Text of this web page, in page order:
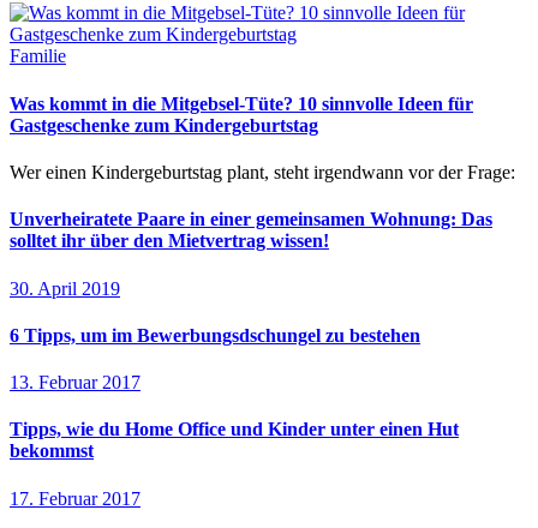
Familie
Was kommt in die Mitgebsel-Tüte? 10 sinnvolle Ideen für
Gastgeschenke zum Kindergeburtstag
Wer einen Kindergeburtstag plant, steht irgendwann vor der Frage:
Unverheiratete Paare in einer gemeinsamen Wohnung: Das
solltet ihr über den Mietvertrag wissen!
30. April 2019
6 Tipps, um im Bewerbungsdschungel zu bestehen
13. Februar 2017
Tipps, wie du Home Office und Kinder unter einen Hut
bekommst
17. Februar 2017